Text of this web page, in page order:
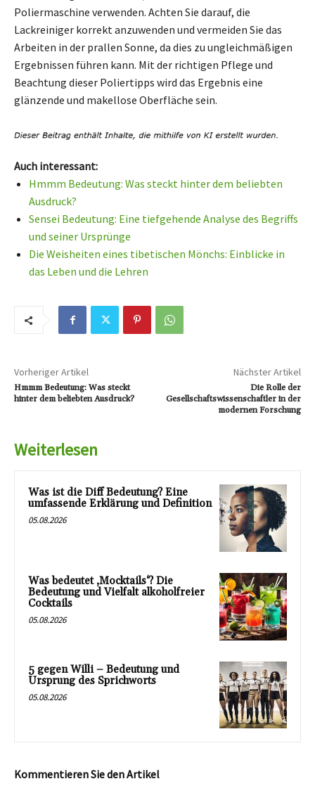
Poliermaschine verwenden. Achten Sie darauf, die
Lackreiniger korrekt anzuwenden und vermeiden Sie das
Arbeiten in der prallen Sonne, da dies zu ungleichmäßigen
Ergebnissen führen kann. Mit der richtigen Pflege und
Beachtung dieser Poliertipps wird das Ergebnis eine
glänzende und makellose Oberfläche sein.
Auch interessant:
Hmmm Bedeutung: Was steckt hinter dem beliebten
Ausdruck?
Sensei Bedeutung: Eine tiefgehende Analyse des Begriffs
und seiner Ursprünge
Die Weisheiten eines tibetischen Mönchs: Einblicke in
das Leben und die Lehren
Vorheriger Artikel
Hmmm Bedeutung: Was steckt
hinter dem beliebten Ausdruck?
Nächster Artikel
Die Rolle der
Gesellschaftswissenschaftler in der
modernen Forschung
Weiterlesen
Was ist die Diff Bedeutung? Eine
umfassende Erklärung und Definition
05.08.2026
Was bedeutet ‚Mocktails‘? Die
Bedeutung und Vielfalt alkoholfreier
Cocktails
05.08.2026
5 gegen Willi – Bedeutung und
Ursprung des Sprichworts
05.08.2026
Kommentieren Sie den Artikel